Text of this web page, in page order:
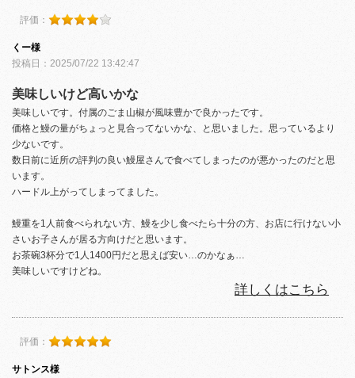
評価：
くー様
投稿日：2025/07/22 13:42:47
美味しいけど高いかな
美味しいです。付属のごま山椒が風味豊かで良かったです。
価格と鰻の量がちょっと見合ってないかな、と思いました。思っているより
少ないです。
数日前に近所の評判の良い鰻屋さんで食べてしまったのが悪かったのだと思
います。
ハードル上がってしまってました。
鰻重を1人前食べられない方、鰻を少し食べたら十分の方、お店に行けない小
さいお子さんが居る方向けだと思います。
お茶碗3杯分で1人1400円だと思えば安い…のかなぁ…
美味しいですけどね。
詳しくはこちら
評価：
サトンス様